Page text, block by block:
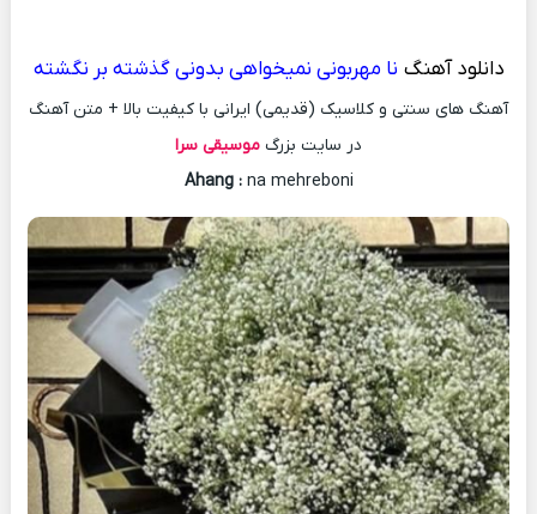
دانلود آهنگ نا مهربونی نمیخواهی بدونی گذشته بر نگشته
آهنگ های سنتی و کلاسیک (قدیمی) ایرانی با کیفیت بالا + متن آهنگ
در سایت بزرگ موسیقی سرا
Ahang :na mehreboni